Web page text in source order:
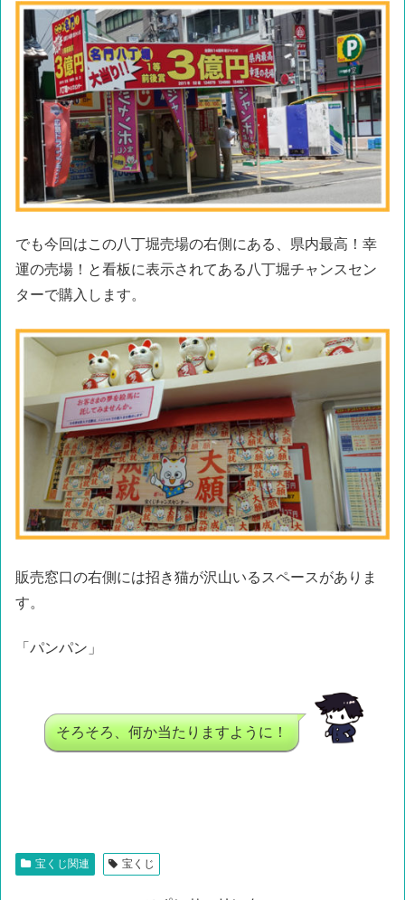
でも今回はこの八丁堀売場の右側にある、県内最高！幸
運の売場！と看板に表示されてある八丁堀チャンスセン
ターで購入します。
販売窓口の右側には招き猫が沢山いるスペースがありま
す。
「パンパン」
そろそろ、何か当たりますように！
宝くじ関連 宝くじ